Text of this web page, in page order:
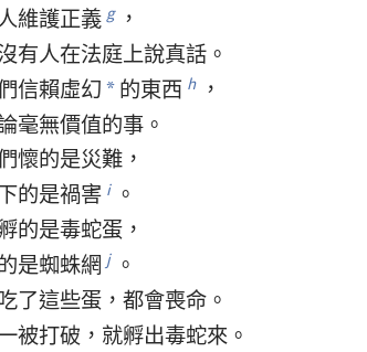
維護正義 g ，
有人在法庭上說真話 。
信賴虛幻 * 的東西 h ，
毫無價值的事 。
懷的是災難 ，
的是禍害 i 。
的是毒蛇蛋 ，
是蜘蛛網 j 。
了這些蛋 ，都會喪命 。
被打破 ， 就孵出毒蛇來 。